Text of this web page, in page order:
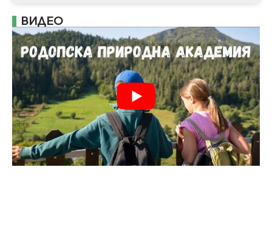
ВИДЕО